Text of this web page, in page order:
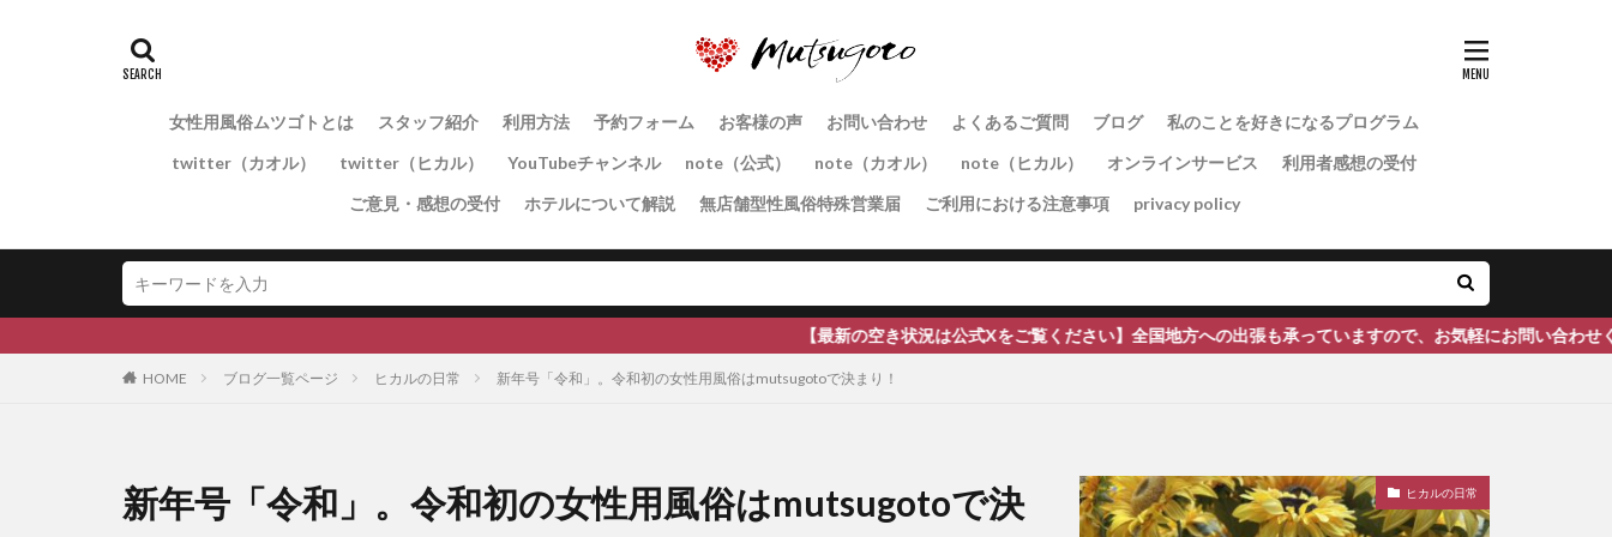
女性用風俗ムツゴトとは スタッフ紹介 利用方法 予約フォーム お客様の声 お問い合わせ よくあるご質問 ブログ
私のことを好きになるプログラム
twitter（カオル）
twitter（ヒカル） YouTubeチャンネル note（公式） note（カオル） note（ヒカル） オンラインサービス
利用者感想の受付
ご意見・感想の受付
ホテルについて解説 無店舗型性風俗特殊営業届 ご利用における注意事項 privacy policy
【最新の空き状況は公式Xをご覧ください】全国地方への出張も承っていますので、お気軽にお問い合わせください。
HOME ブログ一覧ページ ヒカルの日常 新年号「令和」。令和初の女性用風俗はmutsugotoで決まり！
新年号「令和」。令和初の女性用風俗はmutsugotoで決
ヒカルの日常